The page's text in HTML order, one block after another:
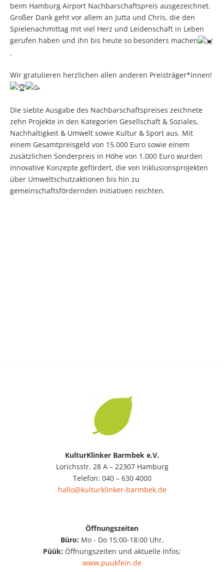
beim Hamburg Airport Nachbarschaftspreis ausgezeichnet.
Großer Dank geht vor allem an Jutta und Chris, die den
Spielenachmittag mit viel Herz und Leidenschaft in Leben
gerufen haben und ihn bis heute so besonders machen
.
Wir gratulieren herzlichen allen anderen Preisträger*innen!
Die siebte Ausgabe des Nachbarschaftspreises zeichnete
zehn Projekte in den Kategorien Gesellschaft & Soziales,
Nachhaltigkeit & Umwelt sowie Kultur & Sport aus. Mit
einem Gesamtpreisgeld von 15.000 Euro sowie einem
zusätzlichen Sonderpreis in Höhe von 1.000 Euro wurden
innovative Konzepte gefördert, die von Inklusionsprojekten
über Umweltschutzaktionen bis hin zu
gemeinschaftsfördernden Initiativen reichten.
KulturKlinker Barmbek e.V.
Lorichsstr. 28 A – 22307 Hamburg
Telefon: 040 – 630 4000
hallo@kulturklinker-barmbek.de
Öffnungszeiten
Büro: Mo - Do 15:00-18:00 Uhr,
Püük: Öffnungszeiten und aktuelle Infos:
www.puukfein.de